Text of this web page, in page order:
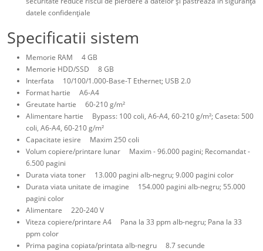
datele confidenţiale
Specificatii sistem
Memorie RAM 4 GB
Memorie HDD/SSD 8 GB
Interfata 10/100/1.000-Base-T Ethernet; USB 2.0
Format hartie A6-A4
Greutate hartie 60-210 g/m²
Alimentare hartie Bypass: 100 coli, A6-A4, 60-210 g/m²; Caseta: 500
coli, A6-A4, 60-210 g/m²
Capacitate iesire Maxim 250 coli
Volum copiere/printare lunar Maxim - 96.000 pagini; Recomandat -
6.500 pagini
Durata viata toner 13.000 pagini alb-negru; 9.000 pagini color
Durata viata unitate de imagine 154.000 pagini alb-negru; 55.000
pagini color
Alimentare 220-240 V
Viteza copiere/printare A4 Pana la 33 ppm alb-negru; Pana la 33
ppm color
Prima pagina copiata/printata alb-negru 8.7 secunde